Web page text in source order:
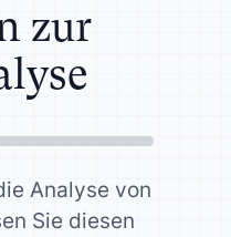
zur
Analyse von
Sie diesen